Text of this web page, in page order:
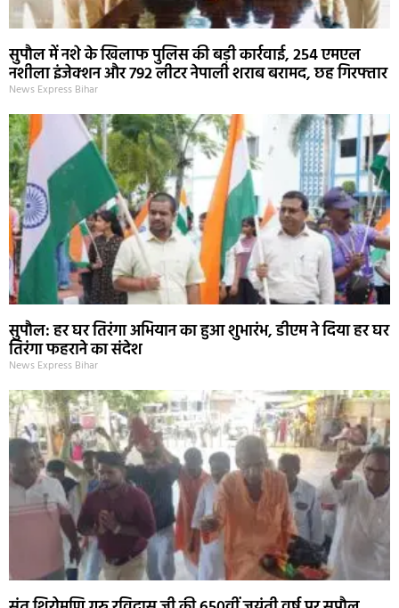
सुपौल में नशे के खिलाफ पुलिस की बड़ी कार्रवाई, 254 एमएल
नशीला इंजेक्शन और 792 लीटर नेपाली शराब बरामद, छह गिरफ्तार
News Express Bihar
सुपौल: हर घर तिरंगा अभियान का हुआ शुभारंभ, डीएम ने दिया हर घर
तिरंगा फहराने का संदेश
News Express Bihar